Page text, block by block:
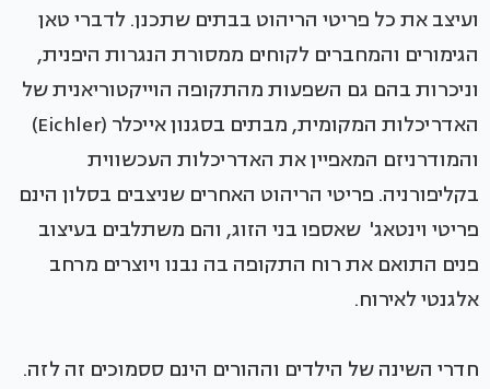
ועיצב את כל פריטי הריהוט בבתים שתכנן. לדברי טאן
הגימורים והמחברים לקוחים ממסורת הנגרות היפנית,
וניכרות בהם גם השפעות מהתקופה הוייקטוריאנית של
האדריכלות המקומית, מבתים בסגנון אייכלר (Eichler)
והמודרניזם המאפיין את האדריכלות העכשווית
בקליפורניה. פריטי הריהוט האחרים שניצבים בסלון הינם
פריטי וינטאג' שאספו בני הזוג, והם משתלבים בעיצוב
פנים התואם את רוח התקופה בה נבנו ויוצרים מרחב
אלגנטי לאירוח.
חדרי השינה של הילדים וההורים הינם ססמוכים זה לזה.